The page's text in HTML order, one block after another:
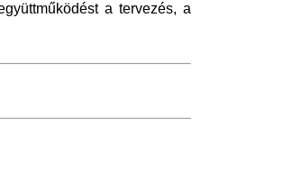
a tervezés, a